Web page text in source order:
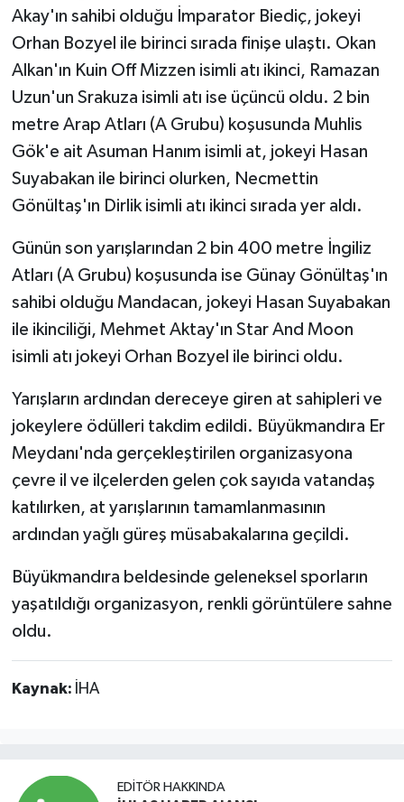
Akay'ın sahibi olduğu İmparator Biediç, jokeyi
Orhan Bozyel ile birinci sırada finişe ulaştı. Okan
Alkan'ın Kuin Off Mizzen isimli atı ikinci, Ramazan
Uzun'un Srakuza isimli atı ise üçüncü oldu. 2 bin
metre Arap Atları (A Grubu) koşusunda Muhlis
Gök'e ait Asuman Hanım isimli at, jokeyi Hasan
Suyabakan ile birinci olurken, Necmettin
Gönültaş'ın Dirlik isimli atı ikinci sırada yer aldı.
Günün son yarışlarından 2 bin 400 metre İngiliz
Atları (A Grubu) koşusunda ise Günay Gönültaş'ın
sahibi olduğu Mandacan, jokeyi Hasan Suyabakan
ile ikinciliği, Mehmet Aktay'ın Star And Moon
isimli atı jokeyi Orhan Bozyel ile birinci oldu.
Yarışların ardından dereceye giren at sahipleri ve
jokeylere ödülleri takdim edildi. Büyükmandıra Er
Meydanı'nda gerçekleştirilen organizasyona
çevre il ve ilçelerden gelen çok sayıda vatandaş
katılırken, at yarışlarının tamamlanmasının
ardından yağlı güreş müsabakalarına geçildi.
Büyükmandıra beldesinde geleneksel sporların
yaşatıldığı organizasyon, renkli görüntülere sahne
oldu.
Kaynak: İHA
EDITÖR HAKKINDA